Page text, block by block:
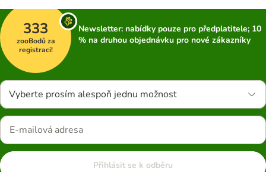
333
zooBodů za
registraci!
Newsletter: nabídky pouze pro předplatitele; 10
% na druhou objednávku pro nové zákazníky
Vyberte prosím alespoň jednu možnost
Přihlásit se k odběru